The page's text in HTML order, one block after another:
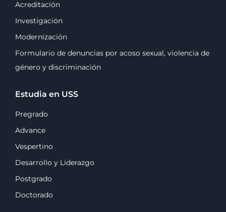
Acreditación
Investigación
Modernización
Formulario de denuncias por acoso sexual, violencia de
género y discriminación
Estudia en USS
Pregrado
Advance
Vespertino
Desarrollo y Liderazgo
Postgrado
Doctorado